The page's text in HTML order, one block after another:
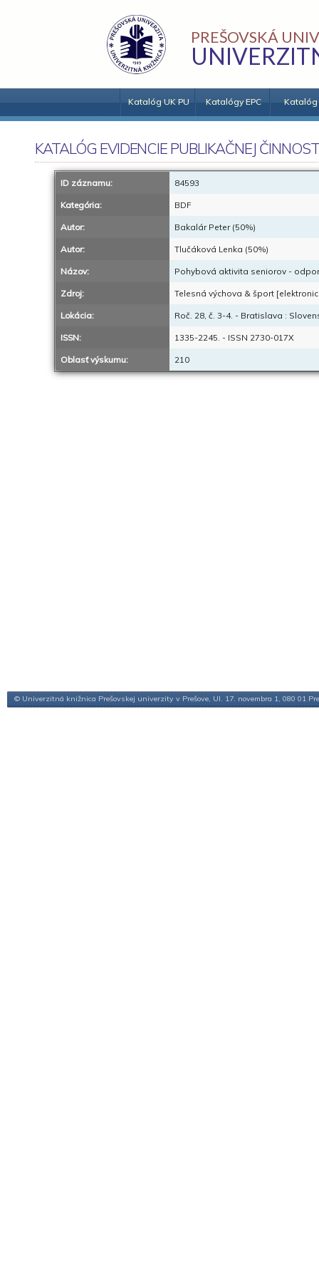
PREŠOVSKÁ
Katalóg UK PU Katalógy EPC Katalóg
KATALÓG EVIDENCIE PUBLIKAČNEJ
ID záznamu: 84593
Kategória: BDF
Autor: Bakalár Peter (50%)
Autor: Tlučáková Lenka (50%)
Názov: Pohybová aktivita seniorov -
Zdroj: Telesná výchova & šport
Lokácia: Roč. 28, č. 3-4. - Bratislava :
ISSN: 1335-2245. - ISSN 2730-017X
Oblasť výskumu: 210
© Univerzitná knižnica Prešovskej univerzity v Prešove, Ul. 17. novembra 1, 080 01